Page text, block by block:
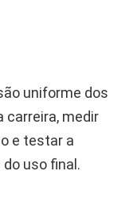
uniforme dos
carreira, medir
e testar a
uso final.